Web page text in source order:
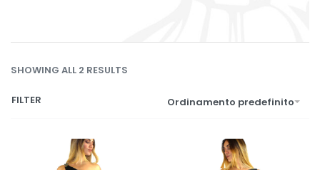
SHOWING ALL 2 RESULTS
Ordinamento predefinito
FILTER